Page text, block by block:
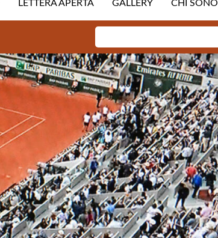
LETTERA APERTA GALLERY CHI SONO
per: